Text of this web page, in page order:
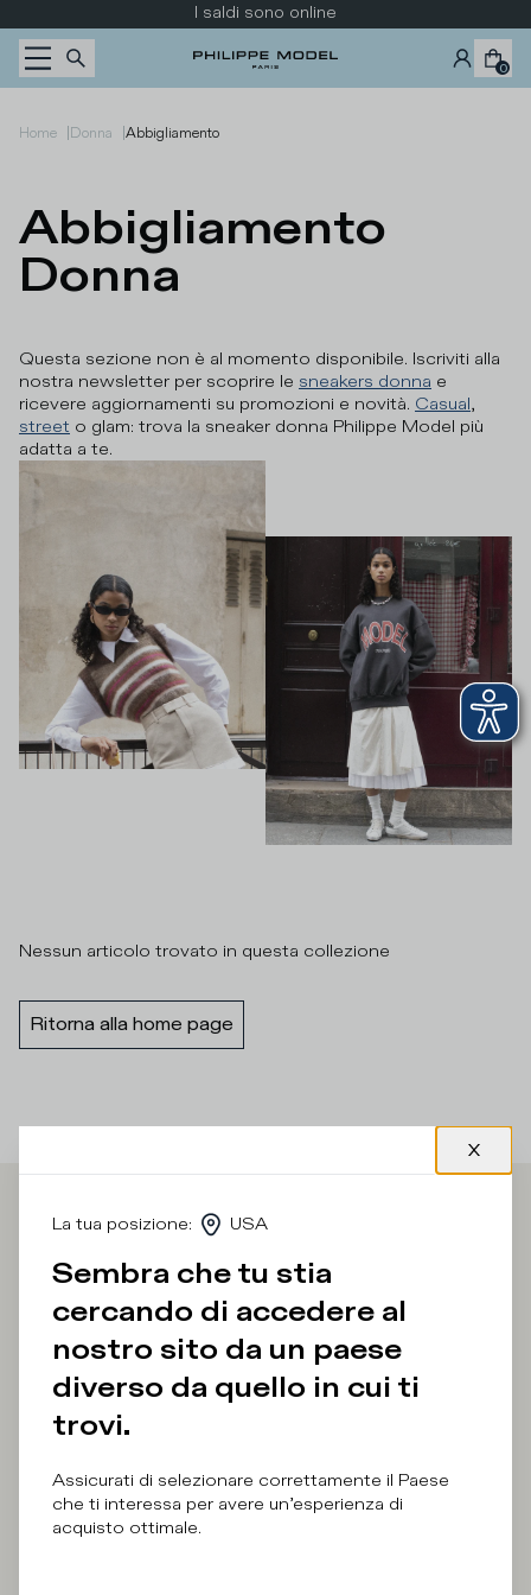
I saldi sono online
0
Home |Donna |Abbigliamento
Abbigliamento
Donna
Questa sezione non è al momento disponibile. Iscriviti alla
nostra newsletter per scoprire le sneakers donna e
ricevere aggiornamenti su promozioni e novità. Casual,
street o glam: trova la sneaker donna Philippe Model più
adatta a te.
Nessun articolo trovato in questa collezione
Ritorna alla home page
Iscriviti alla
Newsletter
Quale categoria ti interessa?
Uomo
Indirizzo E-Mail
La tua posizione: USA
Sembra che tu stia
cercando di accedere al
nostro sito da un paese
diverso da quello in cui ti
trovi.
Assicurati di selezionare correttamente il Paese
che ti interessa per avere un’esperienza di
acquisto ottimale.